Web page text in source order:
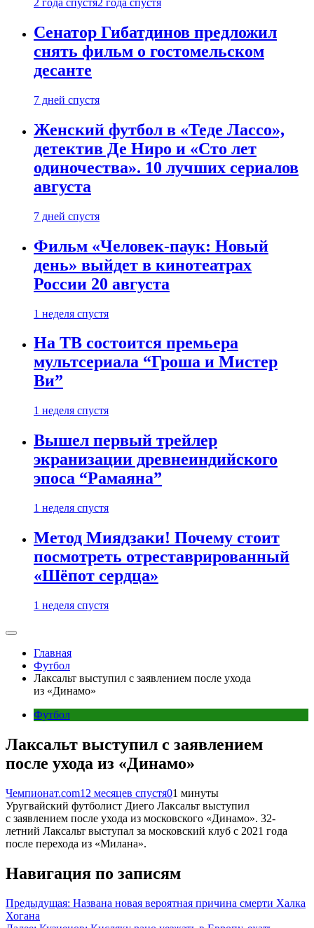
2 года спустя2 года спустя
Сенатор Гибатдинов предложил
снять фильм о гостомельском
десанте
7 дней спустя
Женский футбол в «Теде Лассо»,
детектив Де Ниро и «Сто лет
одиночества». 10 лучших сериалов
августа
7 дней спустя
Фильм «Человек-паук: Новый
день» выйдет в кинотеатрах
России 20 августа
1 неделя спустя
На ТВ состоится премьера
мультсериала “Гроша и Мистер
Ви”
1 неделя спустя
Вышел первый трейлер
экранизации древнеиндийского
эпоса “Рамаяна”
1 неделя спустя
Метод Миядзаки! Почему стоит
посмотреть отреставрированный
«Шёпот сердца»
1 неделя спустя
Главная
Футбол
Лаксальт выступил с заявлением после ухода
из «Динамо»
Футбол
Лаксальт выступил с заявлением
после ухода из «Динамо»
Чемпионат.com12 месяцев спустя01 минуты
Уругвайский футболист Диего Лаксальт выступил
с заявлением после ухода из московского «Динамо». 32-
летний Лаксальт выступал за московский клуб с 2021 года
после перехода из «Милана».
Навигация по записям
Предыдущая: Названа новая вероятная причина смерти Халка
Хогана